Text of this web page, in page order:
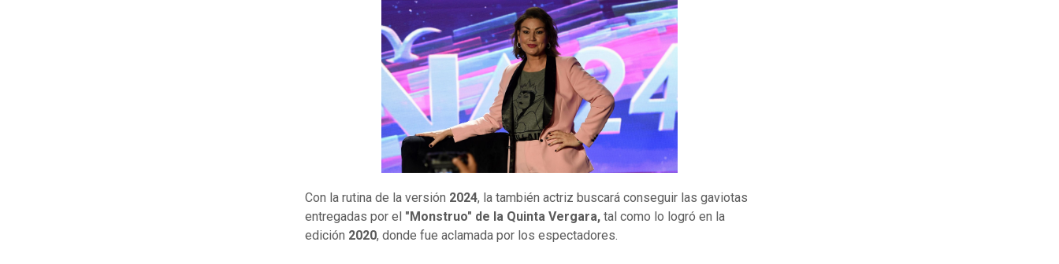
Con la rutina de la versión 2024, la también actriz buscará conseguir las gaviotas
entregadas por el "Monstruo" de la Quinta Vergara, tal como lo logró en la
edición 2020, donde fue aclamada por los espectadores.